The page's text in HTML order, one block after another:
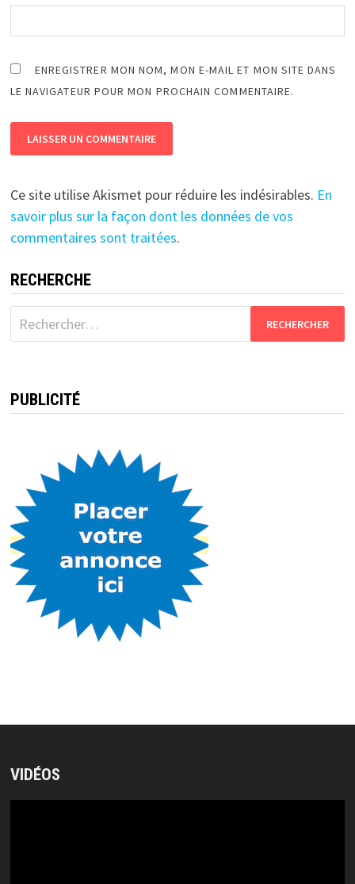
ENREGISTRER MON NOM, MON E-MAIL ET MON SITE DANS
LE NAVIGATEUR POUR MON PROCHAIN COMMENTAIRE.
Ce site utilise Akismet pour réduire les indésirables. En
savoir plus sur la façon dont les données de vos
commentaires sont traitées.
RECHERCHE
Rechercher :
PUBLICITÉ
VIDÉOS